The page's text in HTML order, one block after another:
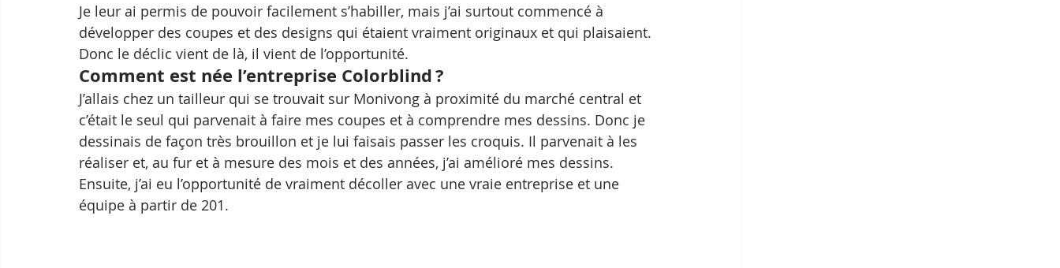
Je leur ai permis de pouvoir facilement s’habiller, mais j’ai surtout commencé à
développer des coupes et des designs qui étaient vraiment originaux et qui plaisaient.
Donc le déclic vient de là, il vient de l’opportunité.
Comment est née l’entreprise Colorblind ?
J’allais chez un tailleur qui se trouvait sur Monivong à proximité du marché central et
c’était le seul qui parvenait à faire mes coupes et à comprendre mes dessins. Donc je
dessinais de façon très brouillon et je lui faisais passer les croquis. Il parvenait à les
réaliser et, au fur et à mesure des mois et des années, j’ai amélioré mes dessins.
Ensuite, j’ai eu l’opportunité de vraiment décoller avec une vraie entreprise et une
équipe à partir de 201.